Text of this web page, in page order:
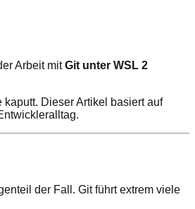
Arbeit mitGit unter WSL 2
Dieser Artikel basiert auf
der Fall. Git führt extrem viele